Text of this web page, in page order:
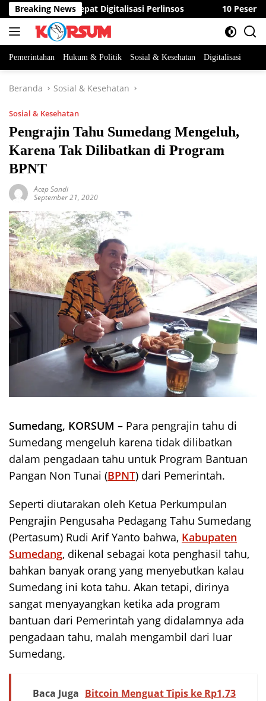
Langsung
ke
konten
Breaking News
ASN Percepat Digitalisasi Perlinsos 10 Peserta
Pemerintahan Hukum & Politik Sosial & Kesehatan Digitalisasi
Beranda Sosial & Kesehatan
Sosial & Kesehatan
Pengrajin Tahu Sumedang Mengeluh,
Karena Tak Dilibatkan di Program
BPNT
Acep Sandi
September 21, 2020
Sumedang, KORSUM – Para pengrajin tahu di
Sumedang mengeluh karena tidak dilibatkan
dalam pengadaan tahu untuk Program Bantuan
Pangan Non Tunai (BPNT) dari Pemerintah.
Seperti diutarakan oleh Ketua Perkumpulan
Pengrajin Pengusaha Pedagang Tahu Sumedang
(Pertasum) Rudi Arif Yanto bahwa, Kabupaten
Sumedang, dikenal sebagai kota penghasil tahu,
bahkan banyak orang yang menyebutkan kalau
Sumedang ini kota tahu. Akan tetapi, dirinya
sangat menyayangkan ketika ada program
bantuan dari Pemerintah yang didalamnya ada
pengadaan tahu, malah mengambil dari luar
Sumedang.
Baca Juga Bitcoin Menguat Tipis ke Rp1,73